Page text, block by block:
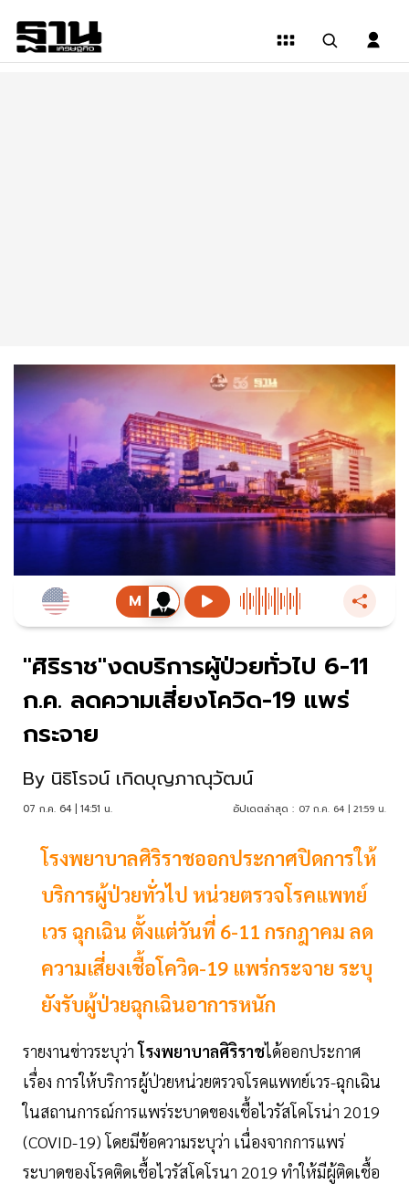
"ศิริราช"งดบริการผู้ป่วยทั่วไป 6-11
ก.ค. ลดความเสี่ยงโควิด-19 แพร่
กระจาย
By นิธิโรจน์ เกิดบุญภาณุวัฒน์
07 ก.ค. 64 | 14:51 น. อัปเดตล่าสุด : 07 ก.ค. 64 | 21:59 น.
โรงพยาบาลศิริราชออกประกาศปิดการให้
บริการผู้ป่วยทั่วไป หน่วยตรวจโรคแพทย์
เวร ฉุกเฉิน ตั้งแต่วันที่ 6-11 กรกฎาคม ลด
ความเสี่ยงเชื้อโควิด-19 แพร่กระจาย ระบุ
ยังรับผู้ป่วยฉุกเฉินอาการหนัก
รายงานข่าวระบุว่าโรงพยาบาลศิริราชได้ออกประกาศ
เรื่อง การให้บริการผู้ป่วยหน่วยตรวจโรคแพทย์เวร-ฉุกเฉิน
ในสถานการณ์การแพร่ระบาดของเชื้อไวรัสโคโรน่า 2019
(COVID-19) โดยมีข้อความระบุว่า เนื่องจากการแพร่
ระบาดของโรคติดเชื้อไวรัสโคโรนา 2019 ทำให้มีผู้ติดเชื้อ